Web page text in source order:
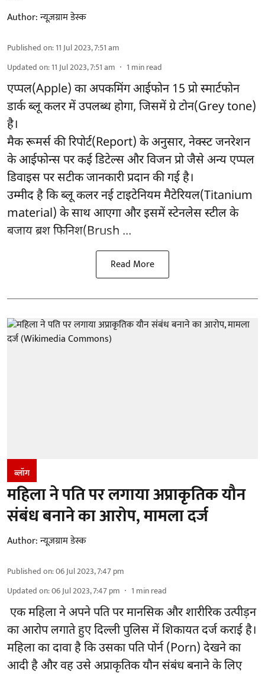
Author:न्यूज़ग्राम डेस्क
Published on:11 Jul 2023, 7:51 am
Updated on:11 Jul 2023, 7:51 am 1 min read
एप्पल(Apple) का अपकमिंग आईफोन 15 प्रो स्मार्टफोन
डार्क ब्लू कलर में उपलब्ध होगा, जिसमें ग्रे टोन(Grey tone)
है।
मैक रूमर्स की रिपोर्ट(Report) के अनुसार, नेक्स्ट जनरेशन
के आईफोन्स पर कई डिटेल्स और विजन प्रो जैसे अन्य एप्पल
डिवाइस पर सटीक जानकारी प्रदान की गई है।
उम्मीद है कि ब्लू कलर नई टाइटेनियम मैटेरियल(Titanium
material) के साथ आएगा और इसमें स्टेनलेस स्टील के
बजाय ब्रश फिनिश(Brush ...
Read More
ब्लॉग
महिला ने पति पर लगाया अप्राकृतिक यौन
संबंध बनाने का आरोप, मामला दर्ज
Author:न्यूज़ग्राम डेस्क
Published on:06 Jul 2023, 7:47 pm
Updated on:06 Jul 2023, 7:47 pm 1 min read
एक महिला ने अपने पति पर मानसिक और शारीरिक उत्पीड़न
का आरोप लगाते हुए दिल्ली पुलिस में शिकायत दर्ज कराई है।
महिला का दावा है कि उसका पति पोर्न (Porn) देखने का
आदी है और वह उसे अप्राकृतिक यौन संबंध बनाने के लिए